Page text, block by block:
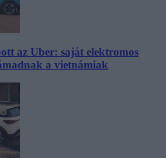
az Uber: saját elektromos
a vietnámiak